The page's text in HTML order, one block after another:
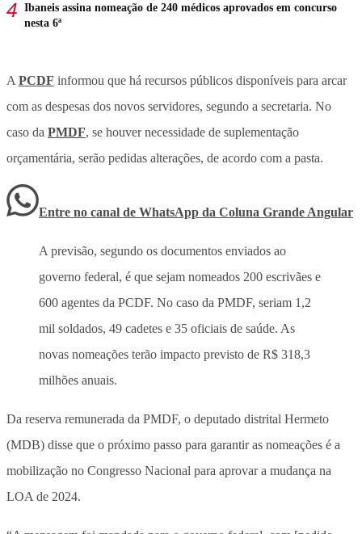
Ibaneis assina nomeação de 240 médicos aprovados em concurso
nesta 6ª
A PCDF informou que há recursos públicos disponíveis para arcar
com as despesas dos novos servidores, segundo a secretaria. No
caso da PMDF, se houver necessidade de suplementação
orçamentária, serão pedidas alterações, de acordo com a pasta.
Entre no canal de WhatsApp da Coluna Grande Angular
A previsão, segundo os documentos enviados ao
governo federal, é que sejam nomeados 200 escrivães e
600 agentes da PCDF. No caso da PMDF, seriam 1,2
mil soldados, 49 cadetes e 35 oficiais de saúde. As
novas nomeações terão impacto previsto de R$ 318,3
milhões anuais.
Da reserva remunerada da PMDF, o deputado distrital Hermeto
(MDB) disse que o próximo passo para garantir as nomeações é a
mobilização no Congresso Nacional para aprovar a mudança na
LOA de 2024.